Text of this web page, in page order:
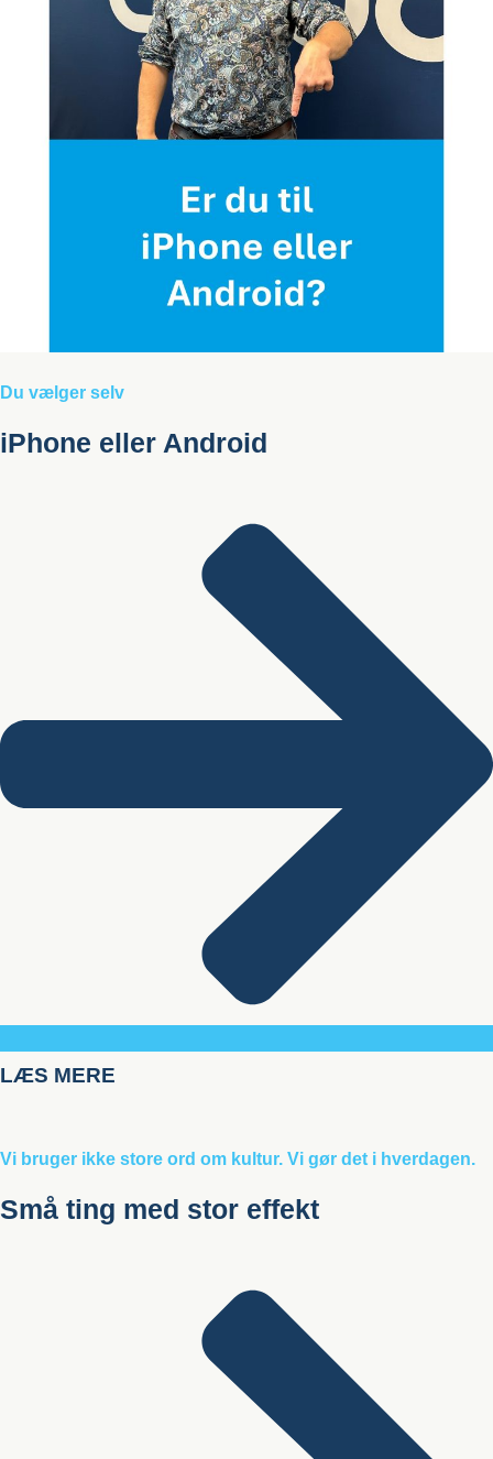
Du vælger selv
iPhone eller Android
LÆS MERE
Vi bruger ikke store ord om kultur. Vi gør det i hverdagen.
Små ting med stor effekt